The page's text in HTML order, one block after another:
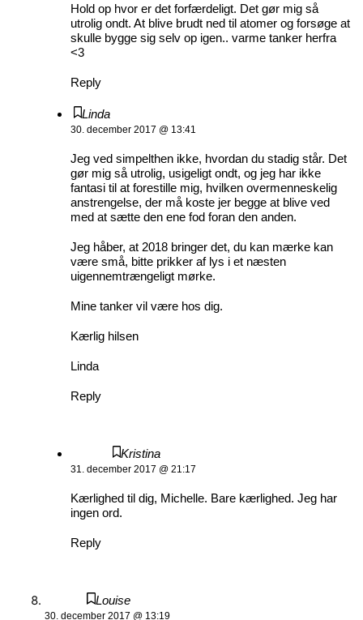
Hold op hvor er det forfærdeligt. Det gør mig så
utrolig ondt. At blive brudt ned til atomer og forsøge at
skulle bygge sig selv op igen.. varme tanker herfra
<3
Reply
Linda
30. december 2017 @ 13:41
Jeg ved simpelthen ikke, hvordan du stadig står. Det
gør mig så utrolig, usigeligt ondt, og jeg har ikke
fantasi til at forestille mig, hvilken overmenneskelig
anstrengelse, der må koste jer begge at blive ved
med at sætte den ene fod foran den anden.
Jeg håber, at 2018 bringer det, du kan mærke kan
være små, bitte prikker af lys i et næsten
uigennemtrængeligt mørke.
Mine tanker vil være hos dig.
Kærlig hilsen
Linda
Reply
Kristina
31. december 2017 @ 21:17
Kærlighed til dig, Michelle. Bare kærlighed. Jeg har
ingen ord.
Reply
Louise
30. december 2017 @ 13:19